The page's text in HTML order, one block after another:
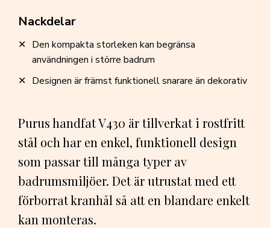
Purus handfat V430 är tillverkat i rostfritt
stål och har en enkel, funktionell design
som passar till många typer av
badrumsmiljöer. Det är utrustat med ett
förborrat kranhål så att en blandare enkelt
kan monteras.
Nackdelar
Den kompakta storleken kan begränsa
användningen i större badrum
Designen är främst funktionell snarare än dekorativ